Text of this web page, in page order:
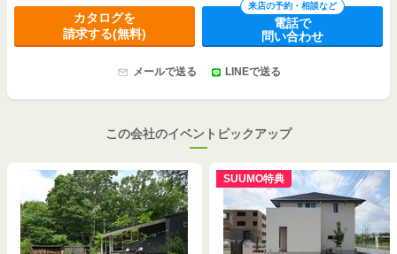
カタログを
請求する(無料)
来店の予約・相談など
電話で
問い合わせ
メールで送る LINEで送る
この会社のイベントピックアップ
SUUMO特典